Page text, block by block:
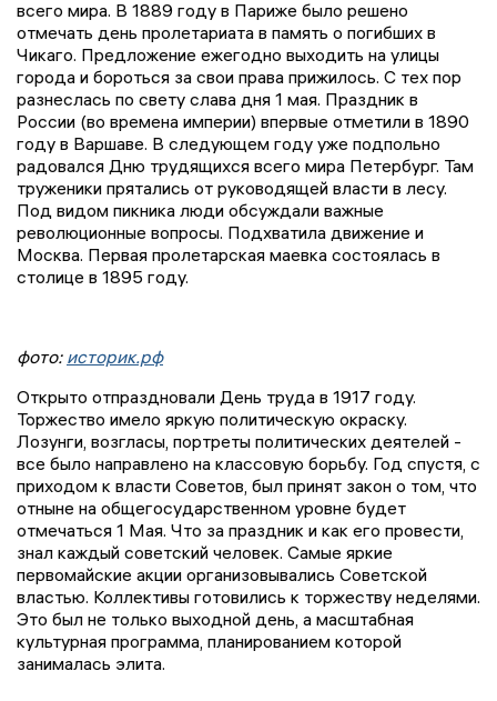
всего мира. В 1889 году в Париже было решено
отмечать день пролетариата в память о погибших в
Чикаго. Предложение ежегодно выходить на улицы
города и бороться за свои права прижилось. С тех пор
разнеслась по свету слава дня 1 мая. Праздник в
России (во времена империи) впервые отметили в 1890
году в Варшаве. В следующем году уже подпольно
радовался Дню трудящихся всего мира Петербург. Там
труженики прятались от руководящей власти в лесу.
Под видом пикника люди обсуждали важные
революционные вопросы. Подхватила движение и
Москва. Первая пролетарская маевка состоялась в
столице в 1895 году.
фото: историк.рф
Открыто отпраздновали День труда в 1917 году.
Торжество имело яркую политическую окраску.
Лозунги, возгласы, портреты политических деятелей -
все было направлено на классовую борьбу. Год спустя, с
приходом к власти Советов, был принят закон о том, что
отныне на общегосударственном уровне будет
отмечаться 1 Мая. Что за праздник и как его провести,
знал каждый советский человек. Самые яркие
первомайские акции организовывались Советской
властью. Коллективы готовились к торжеству неделями.
Это был не только выходной день, а масштабная
культурная программа, планированием которой
занималась элита.